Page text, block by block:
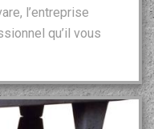
l’entreprise
qu’il vous